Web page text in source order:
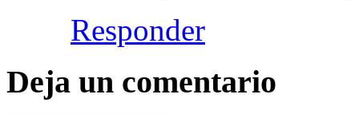
Responder
Deja un comentario